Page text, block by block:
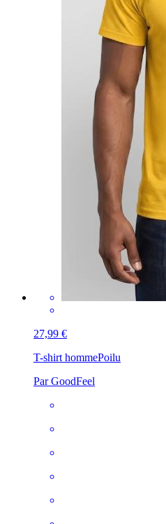
27,99 €
T-shirt hommePoilu
Par GoodFeel